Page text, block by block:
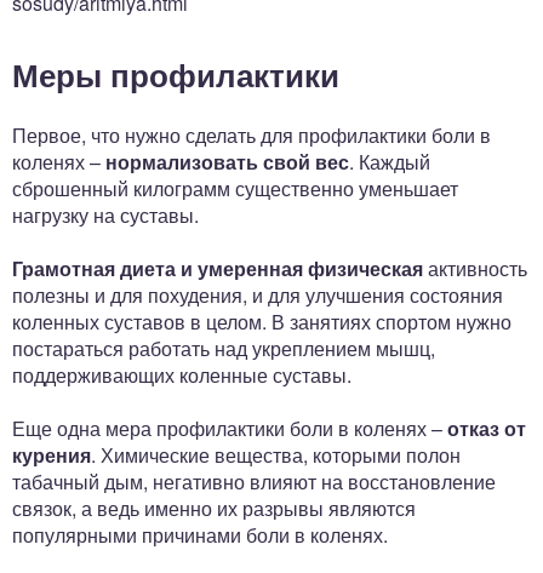
Меры профилактики
Первое, что нужно сделать для профилактики боли в
коленях – нормализовать свой вес. Каждый
сброшенный килограмм существенно уменьшает
нагрузку на суставы.
Грамотная диета и умеренная физическаяактивность
полезны и для похудения, и для улучшения состояния
коленных суставов в целом. В занятиях спортом нужно
постараться работать над укреплением мышц,
поддерживающих коленные суставы.
Еще одна мера профилактики боли в коленях –отказ от
курения. Химические вещества, которыми полон
табачный дым, негативно влияют на восстановление
связок, а ведь именно их разрывы являются
популярными причинами боли в коленях.